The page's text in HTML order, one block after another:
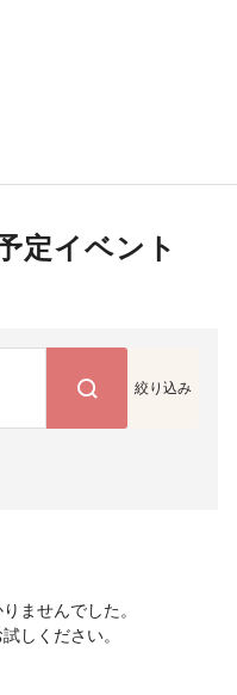
定イベント
絞り込み
ませんでした。
しください。